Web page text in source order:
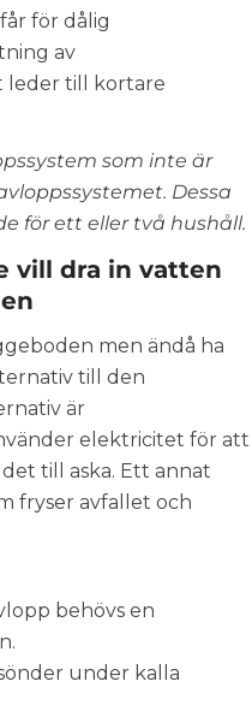
för dålig
av
leder till kortare
som inte är
Dessa
för ett eller två hushåll.
vill dra in vatten
men ändå ha
till den
är
elektricitet för att
till aska. Ett annat
fryser avfallet och
behövs en
under kalla